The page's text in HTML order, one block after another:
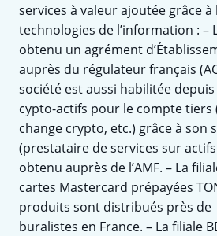
services à valeur ajoutée grâce à
technologies de l’information : –
obtenu un agrément
auprès du régulateur français
société est aussi habilitée
cypto-actifs pour le compte tiers
change crypto, etc.) grâce à son
(prestataire de services sur
obtenu auprès de l’AMF. – La
cartes Mastercard prépayées
produits sont distribués près de
buralistes en France. – La filiale